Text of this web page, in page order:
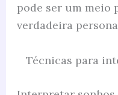
pode ser um meio
verdadeira
Técnicas para